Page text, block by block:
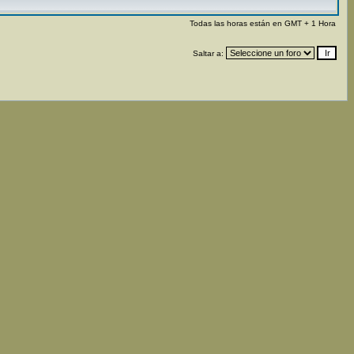
Todas las horas están en GMT + 1 Hora
Saltar a: